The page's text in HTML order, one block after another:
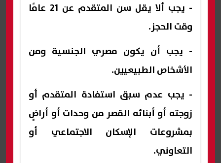
- يجب ألا يقل سن المتقدم عن 21 عامًا
وقت الحجز.
- يجب أن يكون مصري الجنسية ومن
الأشخاص الطبيعيين.
- يجب عدم سبق استفادة المتقدم أو
زوجته أو أبنائه القصر من وحدات أو أراضٍ
بمشروعات الإسكان الاجتماعي أو
التعاوني.